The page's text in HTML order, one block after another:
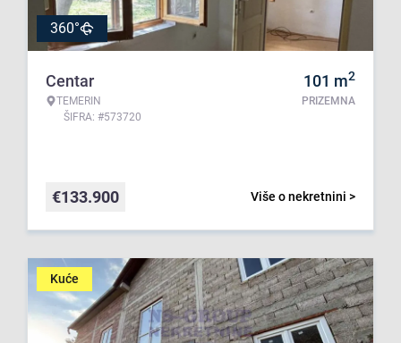
360°
Centar
TEMERIN
ŠIFRA: #573720
101 m2
PRIZEMNA
Više o nekretnini >
€133.900
Kuće